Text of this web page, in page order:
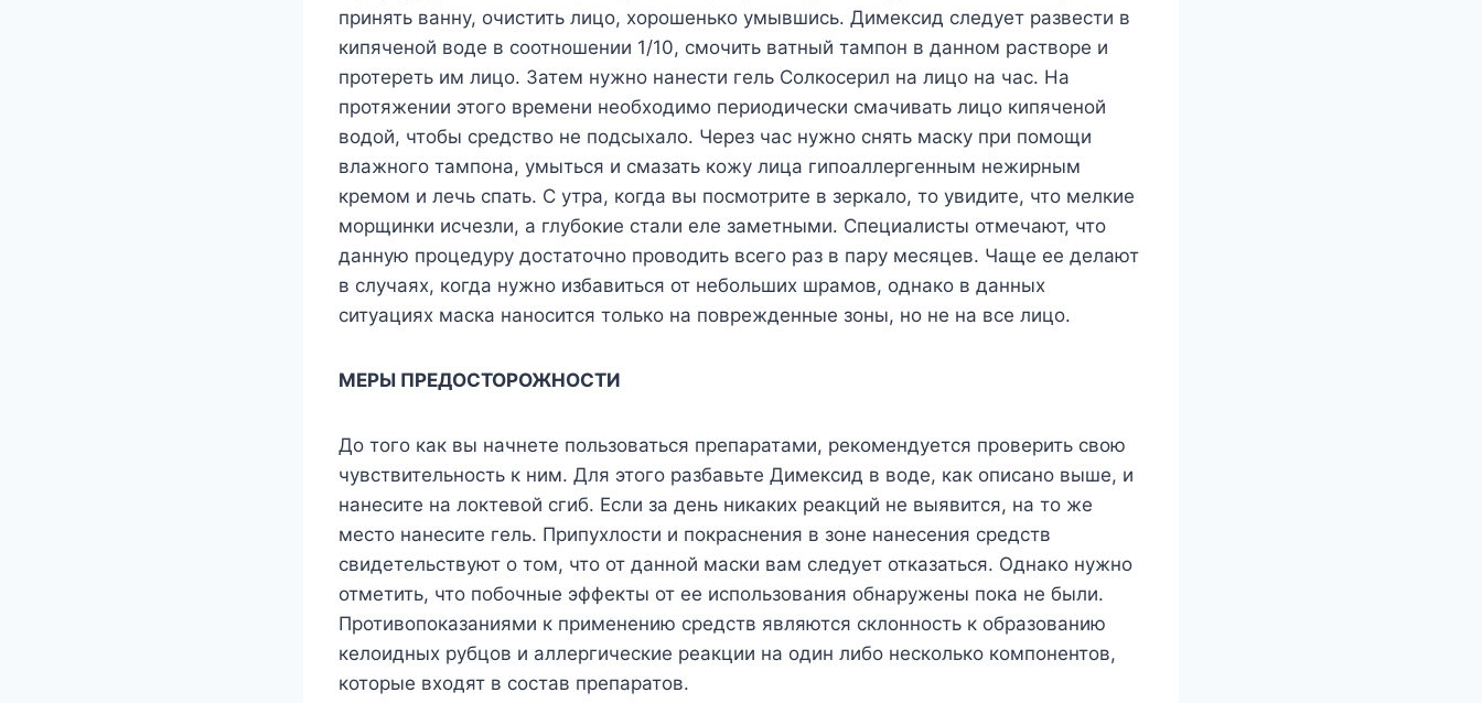
принять ванну, очистить лицо, хорошенько умывшись. Димексид следует развести в
кипяченой воде в соотношении 1/10, смочить ватный тампон в данном растворе и
протереть им лицо. Затем нужно нанести гель Солкосерил на лицо на час. На
протяжении этого времени необходимо периодически смачивать лицо кипяченой
водой, чтобы средство не подсыхало. Через час нужно снять маску при помощи
влажного тампона, умыться и смазать кожу лица гипоаллергенным нежирным
кремом и лечь спать. С утра, когда вы посмотрите в зеркало, то увидите, что мелкие
морщинки исчезли, а глубокие стали еле заметными. Специалисты отмечают, что
данную процедуру достаточно проводить всего раз в пару месяцев. Чаще ее делают
в случаях, когда нужно избавиться от небольших шрамов, однако в данных
ситуациях маска наносится только на поврежденные зоны, но не на все лицо.
МЕРЫ ПРЕДОСТОРОЖНОСТИ
До того как вы начнете пользоваться препаратами, рекомендуется проверить свою
чувствительность к ним. Для этого разбавьте Димексид в воде, как описано выше, и
нанесите на локтевой сгиб. Если за день никаких реакций не выявится, на то же
место нанесите гель. Припухлости и покраснения в зоне нанесения средств
свидетельствуют о том, что от данной маски вам следует отказаться. Однако нужно
отметить, что побочные эффекты от ее использования обнаружены пока не были.
Противопоказаниями к применению средств являются склонность к образованию
келоидных рубцов и аллергические реакции на один либо несколько компонентов,
которые входят в состав препаратов.